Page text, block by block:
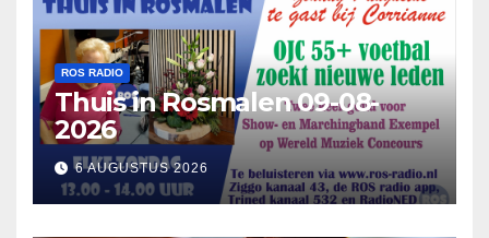
ROS RADIO
Thuis in Rosmalen 09-08-
2026
6 AUGUSTUS 2026